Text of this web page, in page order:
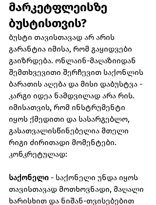
მარკეტფლეისზე
ბუსტისთვის?
ბუსტი თავისთავად არ არის
გარანტია იმისა, რომ გაყიდვები
გაიზრდება. ონლაინ-მაღაზიიდან
შემთხვევითი შერჩევით საქონლის
ბარათის აღება და მისი დაბუსტვა -
კარგი იდეა ნამდვილად არა რის.
იმისათვის, რომ ინსტრუმენტი
იყოს ქმედითი და სასარგებლო,
გასათვალისწინებელია მთელი
რიგი ძირითადი მომენტები.
კონკრეტულად:
საქონელი - საქონელი უნდა იყოს
თავისთავად მოთხოვნადი, მაღალი
ხარისხით და ნიშან-თვისებებით